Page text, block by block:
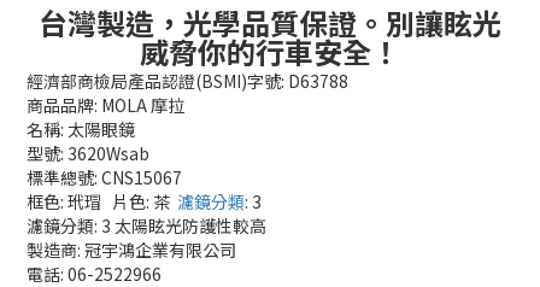
台灣製造，光學品質保證。別讓眩光
威脅你的行車安全！
經濟部商檢局產品認證(BSMI)字號: D63788
商品品牌: MOLA 摩拉
名稱: 太陽眼鏡
型號: 3620Wsab
標準總號: CNS15067
框色: 玳瑁 片色: 茶 濾鏡分類: 3
濾鏡分類: 3 太陽眩光防護性較高
製造商: 冠宇鴻企業有限公司
電話: 06-2522966